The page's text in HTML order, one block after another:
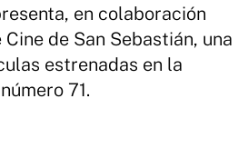
en colaboración
de San Sebastián, una
estrenadas en la
71.